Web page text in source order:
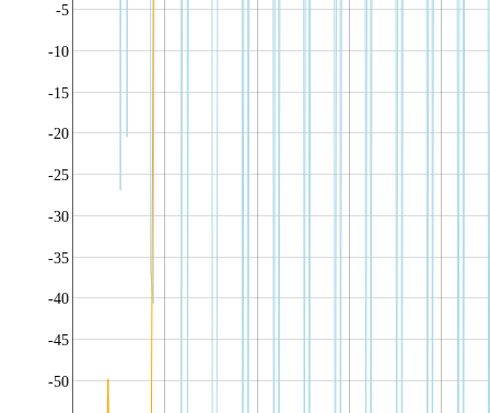
-50
-45
-40
-35
-30
-25
-20
-15
-10
-5